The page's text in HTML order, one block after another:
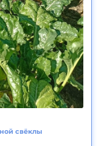
свёклы